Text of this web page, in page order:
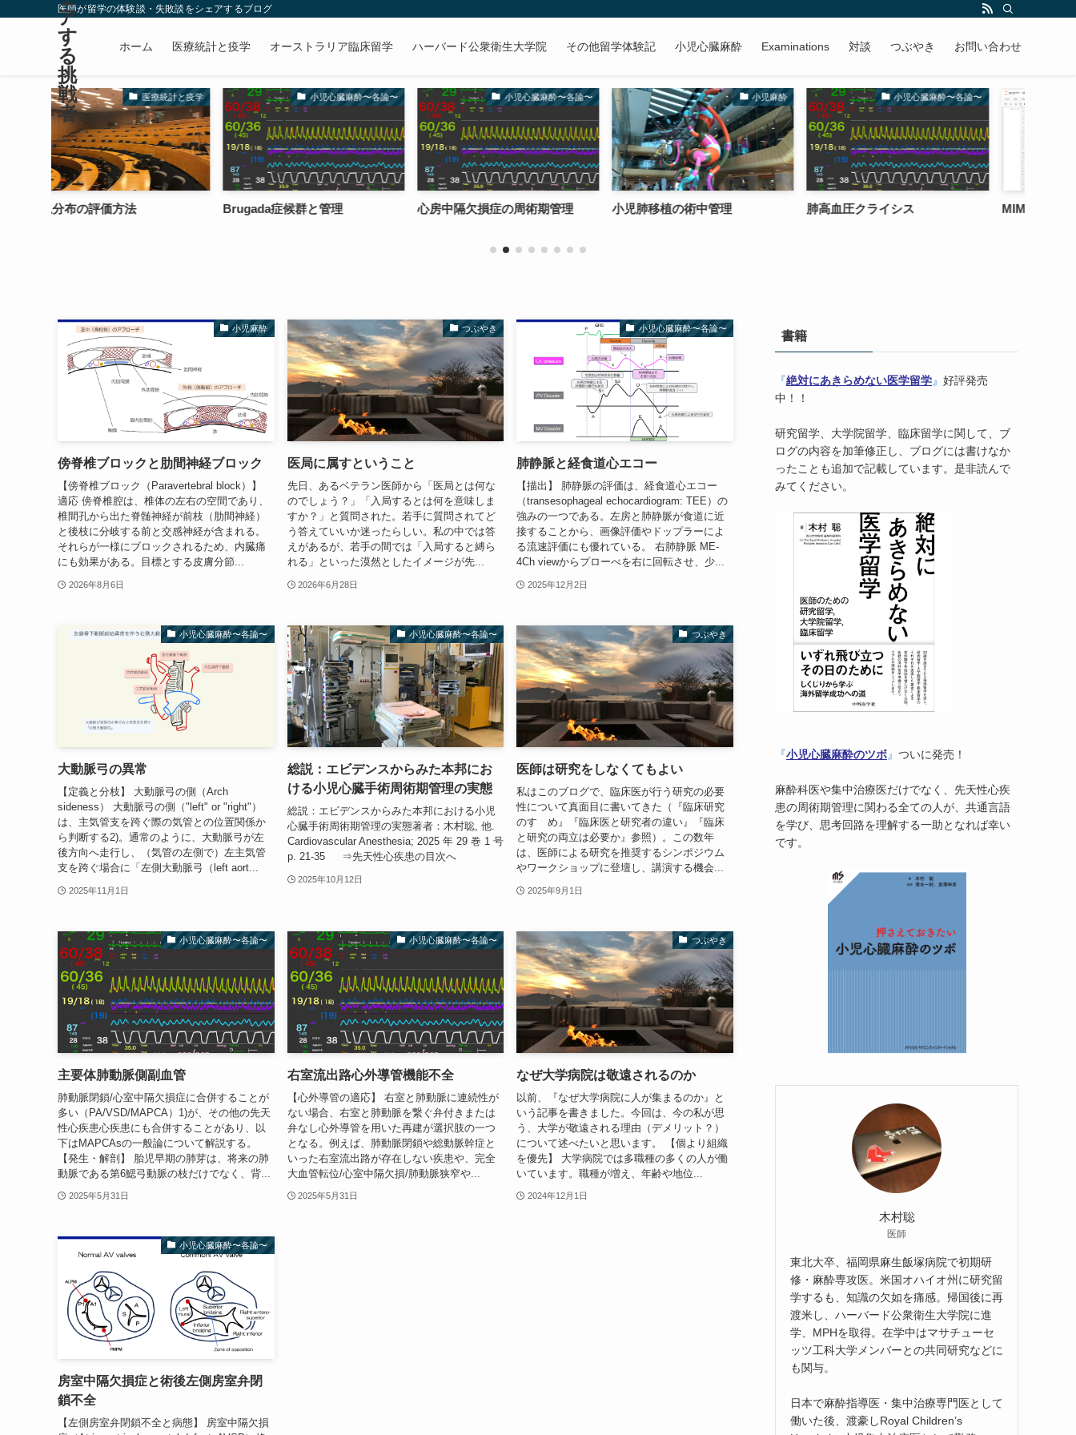
医師が留学の体験談・失敗談をシェアするブログ
ア
す
る
挑
戦
者
ホーム 医療統計と疫学 オーストラリア臨床留学 ハーバード公衆衛生大学院 その他留学体験記 小児心臓麻酔 Examinations 対談 つぶやき お問い合わせ
小児心臓麻酔〜各論〜
Brugada症候群と管理
小児心臓麻酔〜各論〜
心房中隔欠損症の周術期管理
小児麻酔
小児肺移植の術中管理
小児心臓麻酔〜各論〜
肺高血圧クライシス
MIT
MIMICの使い方
小児麻酔
傍脊椎ブロックと肋間神経ブロック
【傍脊椎ブロック（Paravertebral block）】
適応 傍脊椎腔は、椎体の左右の空間であり、
椎間孔から出た脊髄神経が前枝（肋間神経）
と後枝に分岐する前と交感神経が含まれる。
それらが一様にブロックされるため、内臓痛
にも効果がある。目標とする皮膚分節...
2026年8月6日
つぶやき
医局に属すということ
先日、あるベテラン医師から「医局とは何な
のでしょう？」「入局するとは何を意味しま
すか？」と質問された。若手に質問されてど
う答えていいか迷ったらしい。私の中では答
えがあるが、若手の間では「入局すると縛ら
れる」といった漠然としたイメージが先...
2026年6月28日
小児心臓麻酔〜各論〜
肺静脈と経食道心エコー
【描出】 肺静脈の評価は、経食道心エコー
（transesophageal echocardiogram: TEE）の
強みの一つである。左房と肺静脈が食道に近
接することから、画像評価やドップラーによ
る流速評価にも優れている。 右肺静脈 ME-
4Ch viewからプローべを右に回転させ、少...
2025年12月2日
小児心臓麻酔〜各論〜
大動脈弓の異常
【定義と分枝】 大動脈弓の側（Arch
sideness） 大動脈弓の側（"left" or "right"）
は、主気管支を跨ぐ際の気管との位置関係か
ら判断する2)。通常のように、大動脈弓が左
後方向へ走行し、（気管の左側で）左主気管
支を跨ぐ場合に「左側大動脈弓（left aort...
2025年11月1日
小児心臓麻酔〜各論〜
総説：エビデンスからみた本邦にお
ける小児心臓手術周術期管理の実態
総説：エビデンスからみた本邦における小児
心臓手術周術期管理の実態著者：木村聡, 他.
Cardiovascular Anesthesia; 2025 年 29 巻 1 号
p. 21-35 ⇒先天性心疾患の目次へ
2025年10月12日
つぶやき
医師は研究をしなくてもよい
私はこのブログで、臨床医が行う研究の必要
性について真面目に書いてきた（『臨床研究
のすゝめ』『臨床医と研究者の違い』『臨床
と研究の両立は必要か』参照）。この数年
は、医師による研究を推奨するシンポジウム
やワークショップに登壇し、講演する機会...
2025年9月1日
小児心臓麻酔〜各論〜
主要体肺動脈側副血管
肺動脈閉鎖/心室中隔欠損症に合併することが
多い（PA/VSD/MAPCA）1)が、その他の先天
性心疾患心疾患にも合併することがあり、以
下はMAPCAsの一般論について解説する。
【発生・解剖】 胎児早期の肺芽は、将来の肺
動脈である第6鰓弓動脈の枝だけでなく、背...
2025年5月31日
小児心臓麻酔〜各論〜
右室流出路心外導管機能不全
【心外導管の適応】 右室と肺動脈に連続性が
ない場合、右室と肺動脈を繋ぐ弁付きまたは
弁なし心外導管を用いた再建が選択肢の一つ
となる。例えば、肺動脈閉鎖や総動脈幹症と
いった右室流出路が存在しない疾患や、完全
大血管転位/心室中隔欠損/肺動脈狭窄や...
2025年5月31日
つぶやき
なぜ大学病院は敬遠されるのか
以前、『なぜ大学病院に人が集まるのか』と
いう記事を書きました。今回は、今の私が思
う、大学が敬遠される理由（デメリット？）
について述べたいと思います。 【個より組織
を優先】 大学病院では多職種の多くの人が働
いています。職種が増え、年齢や地位...
2024年12月1日
小児心臓麻酔〜各論〜
房室中隔欠損症と術後左側房室弁閉
鎖不全
【左側房室弁閉鎖不全と病態】 房室中隔欠損
書籍
『絶対にあきらめない医学留学』 好評発売
中！！
研究留学、大学院留学、臨床留学に関して、ブ
ログの内容を加筆修正し、ブログには書けなか
ったことも追加で記載しています。是非読んで
みてください。
『小児心臓麻酔のツボ』 ついに発売！
麻酔科医や集中治療医だけでなく、先天性心疾
患の周術期管理に関わる全ての人が、共通言語
を学び、思考回路を理解する一助となれば幸い
です。
木村聡
医師
東北大卒、福岡県麻生飯塚病院で初期研
修・麻酔専攻医。米国オハイオ州に研究留
学するも、知識の欠如を痛感。帰国後に再
渡米し、ハーバード公衆衛生大学院に進
学、MPHを取得。在学中はマサチューセ
ッツ工科大学メンバーとの共同研究などに
も関与。
日本で麻酔指導医・集中治療専門医として
働いた後、渡豪しRoyal Children’s